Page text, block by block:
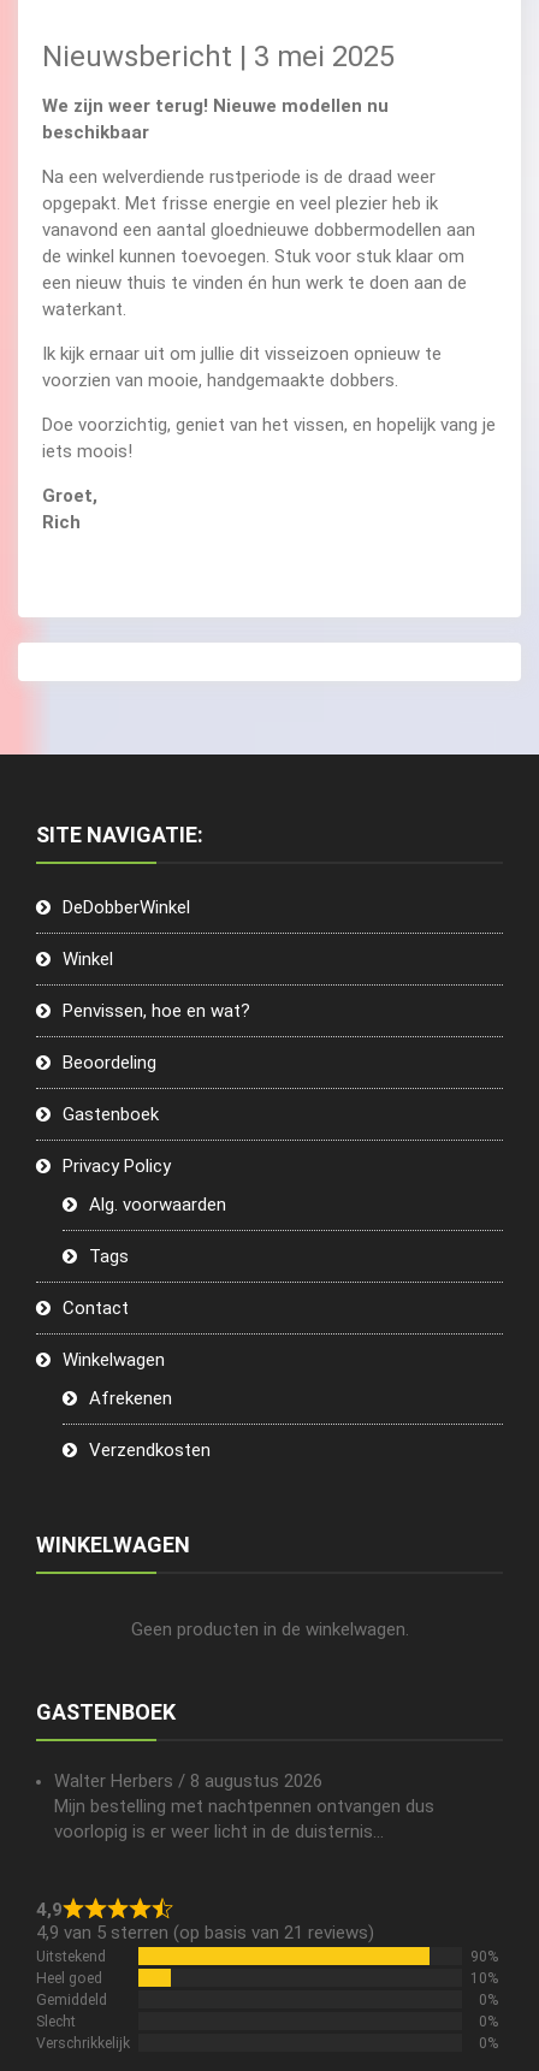
Nieuwsbericht | 3 mei 2025
We zijn weer terug! Nieuwe modellen nu
beschikbaar
Na een welverdiende rustperiode is de draad weer
opgepakt. Met frisse energie en veel plezier heb ik
vanavond een aantal gloednieuwe dobbermodellen aan
de winkel kunnen toevoegen. Stuk voor stuk klaar om
een nieuw thuis te vinden én hun werk te doen aan de
waterkant.
Ik kijk ernaar uit om jullie dit visseizoen opnieuw te
voorzien van mooie, handgemaakte dobbers.
Doe voorzichtig, geniet van het vissen, en hopelijk vang je
iets moois!
Groet,
Rich
SITE NAVIGATIE:
DeDobberWinkel
Winkel
Penvissen, hoe en wat?
Beoordeling
Gastenboek
Privacy Policy
Alg. voorwaarden
Tags
Contact
Winkelwagen
Afrekenen
Verzendkosten
WINKELWAGEN
Geen producten in de winkelwagen.
GASTENBOEK
Walter Herbers / 8 augustus 2026
Mijn bestelling met nachtpennen ontvangen dus
voorlopig is er weer licht in de duisternis...
4,9
4,9 van 5 sterren (op basis van 21 reviews)
Uitstekend
90%
Heel goed
10%
Gemiddeld
0%
Slecht
0%
Verschrikkelijk
0%